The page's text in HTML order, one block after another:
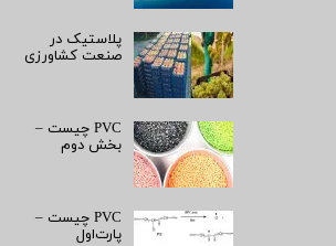
پلاستیک در
صنعت کشاورزی
PVC چیست –
بخش دوم
PVC چیست –
پارت‌اول